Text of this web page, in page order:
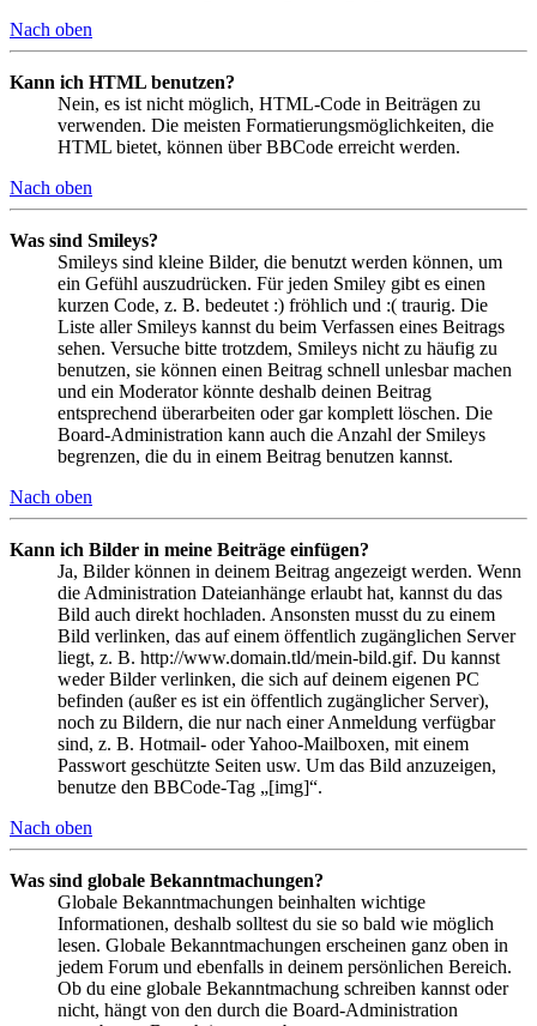
Nach oben
Kann ich HTML benutzen?
Nein, es ist nicht möglich, HTML-Code in Beiträgen zu
verwenden. Die meisten Formatierungsmöglichkeiten, die
HTML bietet, können über BBCode erreicht werden.
Nach oben
Was sind Smileys?
Smileys sind kleine Bilder, die benutzt werden können, um
ein Gefühl auszudrücken. Für jeden Smiley gibt es einen
kurzen Code, z. B. bedeutet :) fröhlich und :( traurig. Die
Liste aller Smileys kannst du beim Verfassen eines Beitrags
sehen. Versuche bitte trotzdem, Smileys nicht zu häufig zu
benutzen, sie können einen Beitrag schnell unlesbar machen
und ein Moderator könnte deshalb deinen Beitrag
entsprechend überarbeiten oder gar komplett löschen. Die
Board-Administration kann auch die Anzahl der Smileys
begrenzen, die du in einem Beitrag benutzen kannst.
Nach oben
Kann ich Bilder in meine Beiträge einfügen?
Ja, Bilder können in deinem Beitrag angezeigt werden. Wenn
die Administration Dateianhänge erlaubt hat, kannst du das
Bild auch direkt hochladen. Ansonsten musst du zu einem
Bild verlinken, das auf einem öffentlich zugänglichen Server
liegt, z. B. http://www.domain.tld/mein-bild.gif. Du kannst
weder Bilder verlinken, die sich auf deinem eigenen PC
befinden (außer es ist ein öffentlich zugänglicher Server),
noch zu Bildern, die nur nach einer Anmeldung verfügbar
sind, z. B. Hotmail- oder Yahoo-Mailboxen, mit einem
Passwort geschützte Seiten usw. Um das Bild anzuzeigen,
benutze den BBCode-Tag „[img]“.
Nach oben
Was sind globale Bekanntmachungen?
Globale Bekanntmachungen beinhalten wichtige
Informationen, deshalb solltest du sie so bald wie möglich
lesen. Globale Bekanntmachungen erscheinen ganz oben in
jedem Forum und ebenfalls in deinem persönlichen Bereich.
Ob du eine globale Bekanntmachung schreiben kannst oder
nicht, hängt von den durch die Board-Administration